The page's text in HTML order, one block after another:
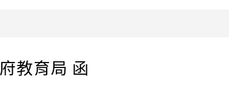
教育局 函